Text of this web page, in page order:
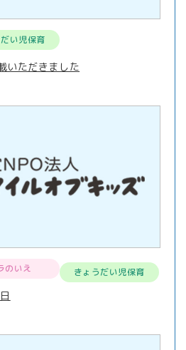
い児保育
いただきました
のいえ きょうだい児保育